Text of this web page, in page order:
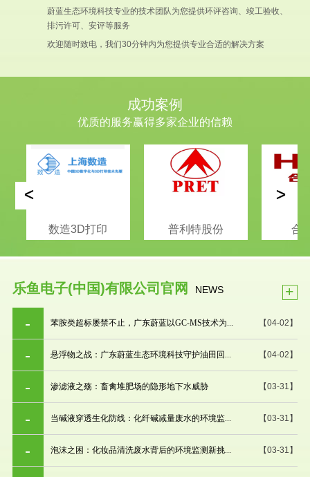
蔚蓝生态环境科技专业的技术团队为您提供环评咨询、竣工验收、
排污许可、安评等服务
欢迎随时致电，我们30分钟内为您提供专业合适的解决方案
成功案例
优质的服务赢得多家企业的信赖
数造3D打印 普利特股份 合
< >
乐鱼电子(中国)有限公司官网 NEWS +
【04-02】
苯胺类超标屡禁不止，广东蔚蓝以GC-MS技术为...
【04-02】
悬浮物之战：广东蔚蓝生态环境科技守护油田回...
【03-31】
渗滤液之殇：畜禽堆肥场的隐形地下水威胁
【03-31】
当碱液穿透生化防线：化纤碱减量废水的环境监...
【03-31】
泡沫之困：化妆品清洗废水背后的环境监测新挑...